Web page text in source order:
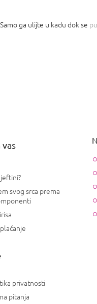
ga ulijte u kadu dok se
svog srca prema
privatnosti
pitanja